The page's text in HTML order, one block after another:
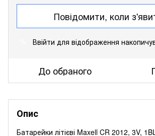
Повідомити, коли
Ввійти для відображення
До обраного
Опис
Батарейки літієві Maxell CR 2012, 3V,